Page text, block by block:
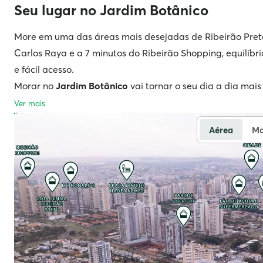
empreendimento possui uma estrutura de lazer
com o serviço de Consultoria de Personalização, você
apartamento único, desde a planta até os
Aproveite o melhor da vida em uma localização
trazer mais qualidade de vida e contato com a natureza.
Seu lugar no Jardim Botânico
More em uma das áreas mais desejadas de Ribeirão
Carlos Raya e a 7 minutos do Ribeirão Shopping,
e fácil acesso.
Morar no Jardim Botânico vai tornar o seu dia a dia
altamente valorizado. Invista em um empreendimento
Ver mais
Aérea